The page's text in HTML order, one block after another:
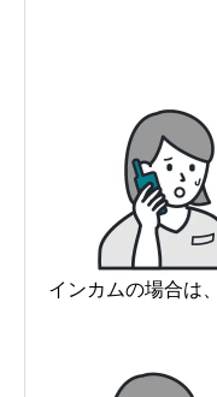
インカムの場合は